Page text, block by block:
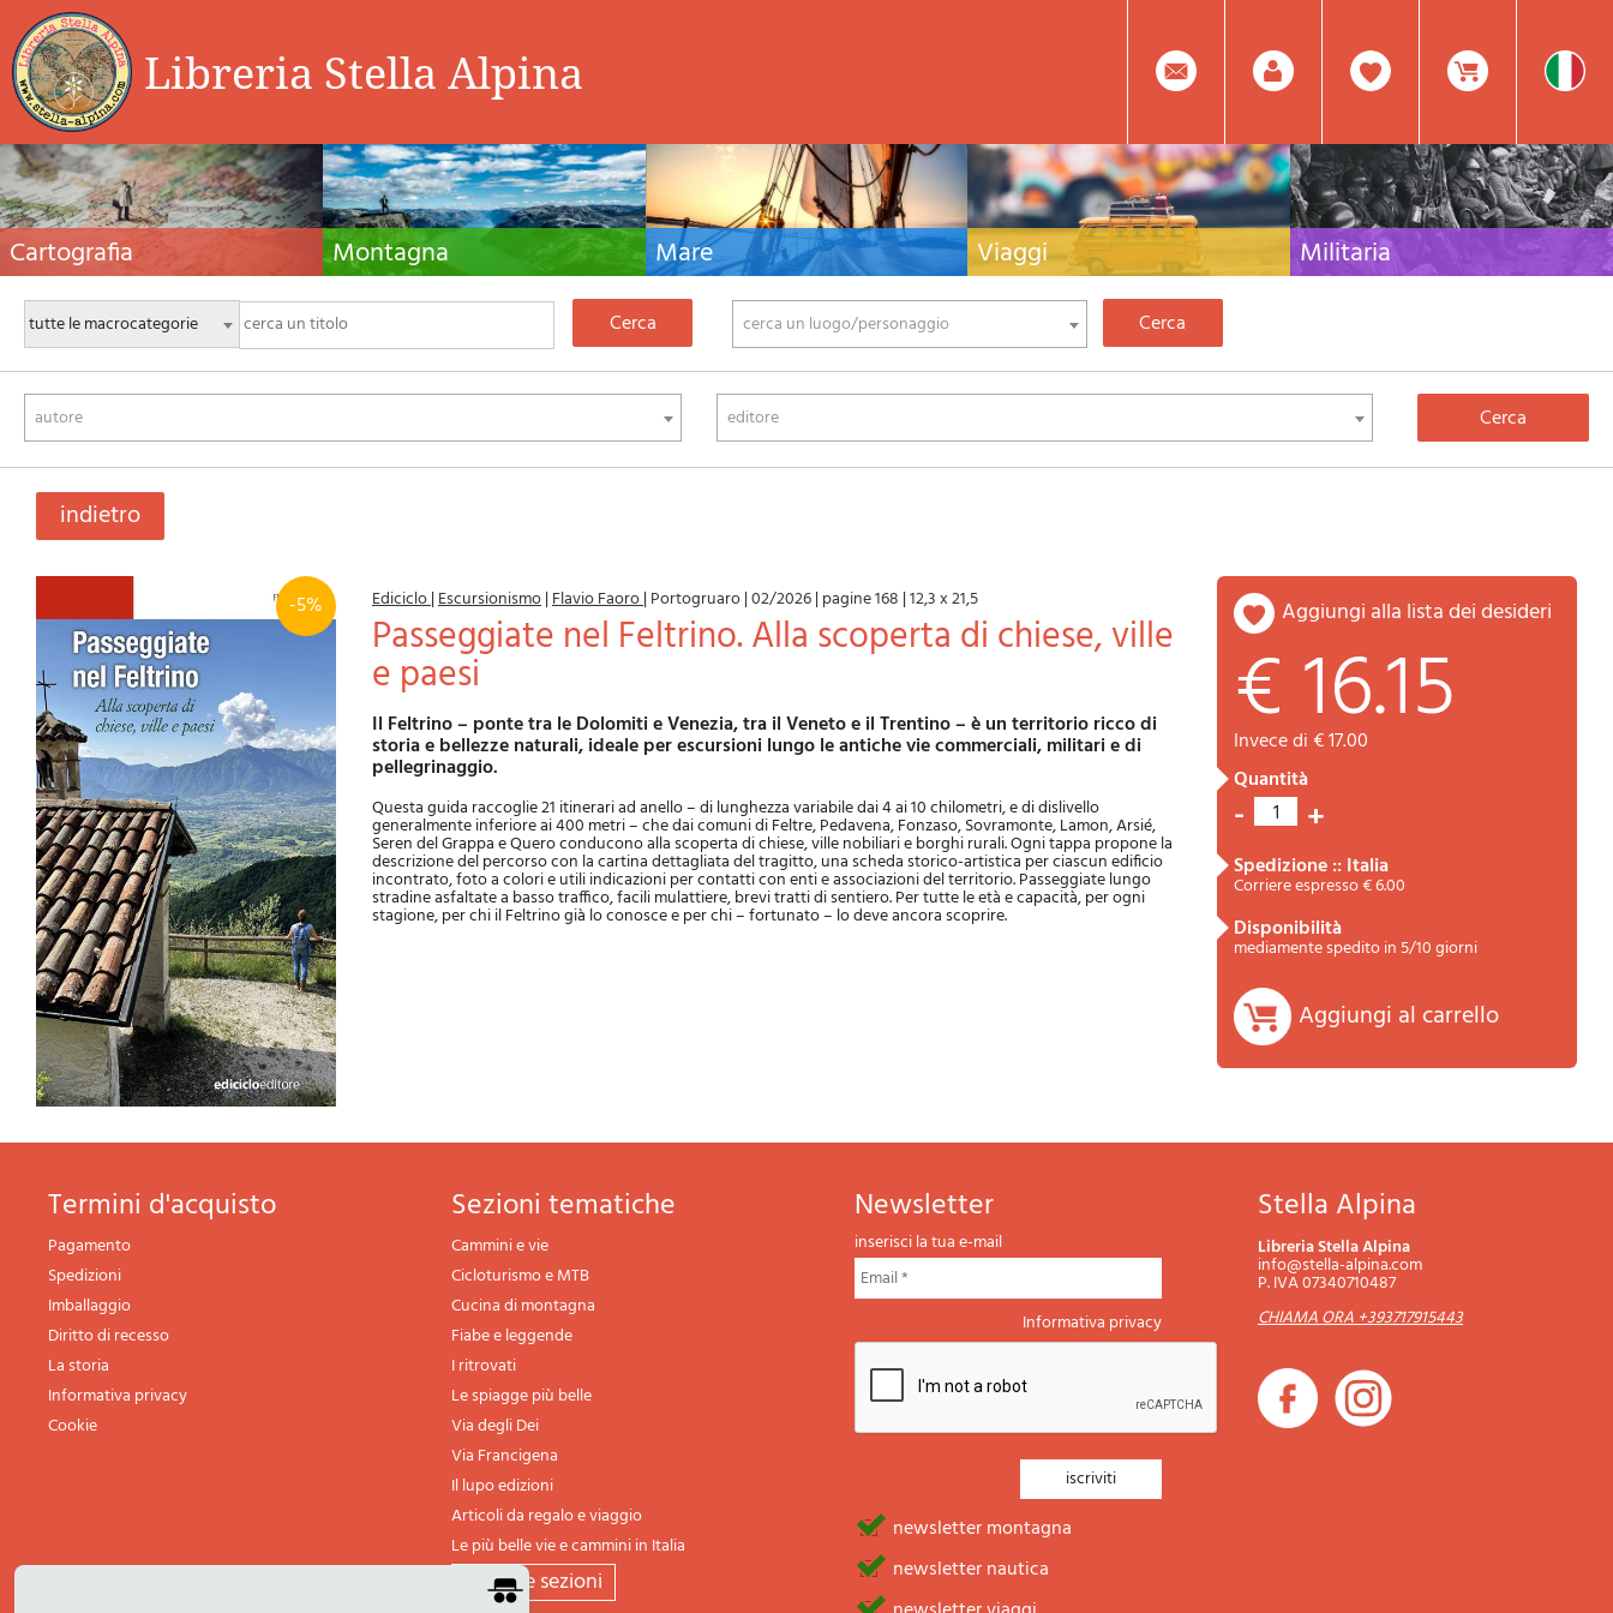
Libreria Stella Alpina 0
Prodotto(i) Attualmente
Nel
Facebook
Registrati
Cartografia
Carte escursionistiche, carte stradali e atlanti,
cartografia d'Italia e di tutto il mondo. Carte dei
sentieri, cartografia per il cicloturismo e
mountain bike
Montagna
Guide alpinistiche, guide escursionistiche,
manuali tecnici per l'alpinismo estivo ed
invernale. Letteratura e filmografia di montagna
Mare
Manuali nautici, cartografia nautica, libri e
letteratura per la barca a vela e motore
Viaggi
Guide turistiche per viaggi e letteratura di
viaggio per l'Italia, l'Europa e tutto il Mondo
Militaria
Raccolta delle migliori pubblicazioni (libri e dvd)
cerca un luogo/personaggio
autore editore
indietro
-5% Ediciclo|Escursionismo|Flavio Faoro| Portogruaro|02/2026| pagine 168 |12,3 x 21,5
Passeggiate nel Feltrino. Alla scoperta di chiese, ville
e paesi
Il Feltrino – ponte tra le Dolomiti e Venezia, tra il Veneto e il Trentino – è un territorio ricco di
storia e bellezze naturali, ideale per escursioni lungo le antiche vie commerciali, militari e di
pellegrinaggio.
Questa guida raccoglie 21 itinerari ad anello – di lunghezza variabile dai 4 ai 10 chilometri, e di dislivello
generalmente inferiore ai 400 metri – che dai comuni di Feltre, Pedavena, Fonzaso, Sovramonte, Lamon, Arsié,
Seren del Grappa e Quero conducono alla scoperta di chiese, ville nobiliari e borghi rurali. Ogni tappa propone la
descrizione del percorso con la cartina dettagliata del tragitto, una scheda storico-artistica per ciascun edificio
incontrato, foto a colori e utili indicazioni per contatti con enti e associazioni del territorio. Passeggiate lungo
stradine asfaltate a basso traffico, facili mulattiere, brevi tratti di sentiero. Per tutte le età e capacità, per ogni
stagione, per chi il Feltrino già lo conosce e per chi – fortunato – lo deve ancora scoprire.
aggiungi alla lista dei desideri
€ 16.15
invece di € 17.00
quantità
- 1 +
spedizione :: Italia
Corriere espresso € 6.00
disponibilità
mediamente spedito in 5/10 giorni
Aggiungi al carrello
termini d'acquisto
Pagamento
Spedizioni
Imballaggio
Diritto di recesso
La storia
Informativa privacy
Cookie
sezioni tematiche
Cammini e vie
Cicloturismo e MTB
Cucina di montagna
Fiabe e leggende
I ritrovati
Le spiagge più belle
Via degli Dei
Via Francigena
Il lupo edizioni
Articoli da regalo e viaggio
Le più belle vie e cammini in Italia
tutte le sezioni
newsletter
inserisci la tua e-mail
Informativa privacy
newsletter montagna
newsletter nautica
Stella Alpina
Libreria Stella Alpina
info@stella-alpina.com
P. IVA 07340710487
CHIAMA ORA +393717915443